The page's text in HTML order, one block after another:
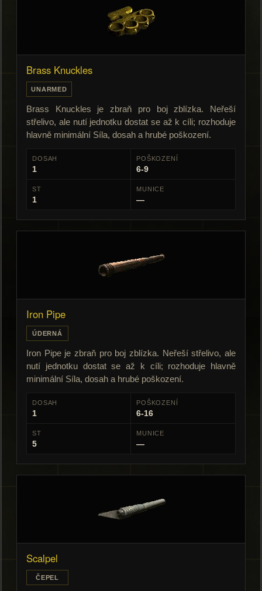
Brass Knuckles
UNARMED
Brass Knuckles je zbraň pro boj zblízka. Neřeší
střelivo, ale nutí jednotku dostat se až k cíli; rozhoduje
hlavně minimální Síla, dosah a hrubé poškození.
DOSAH
1
POŠKOZENÍ
6-9
ST
1
MUNICE
—
Iron Pipe
ÚDERNÁ
Iron Pipe je zbraň pro boj zblízka. Neřeší střelivo, ale
nutí jednotku dostat se až k cíli; rozhoduje hlavně
minimální Síla, dosah a hrubé poškození.
DOSAH
1
POŠKOZENÍ
6-16
ST
5
MUNICE
—
Scalpel
ČEPEL